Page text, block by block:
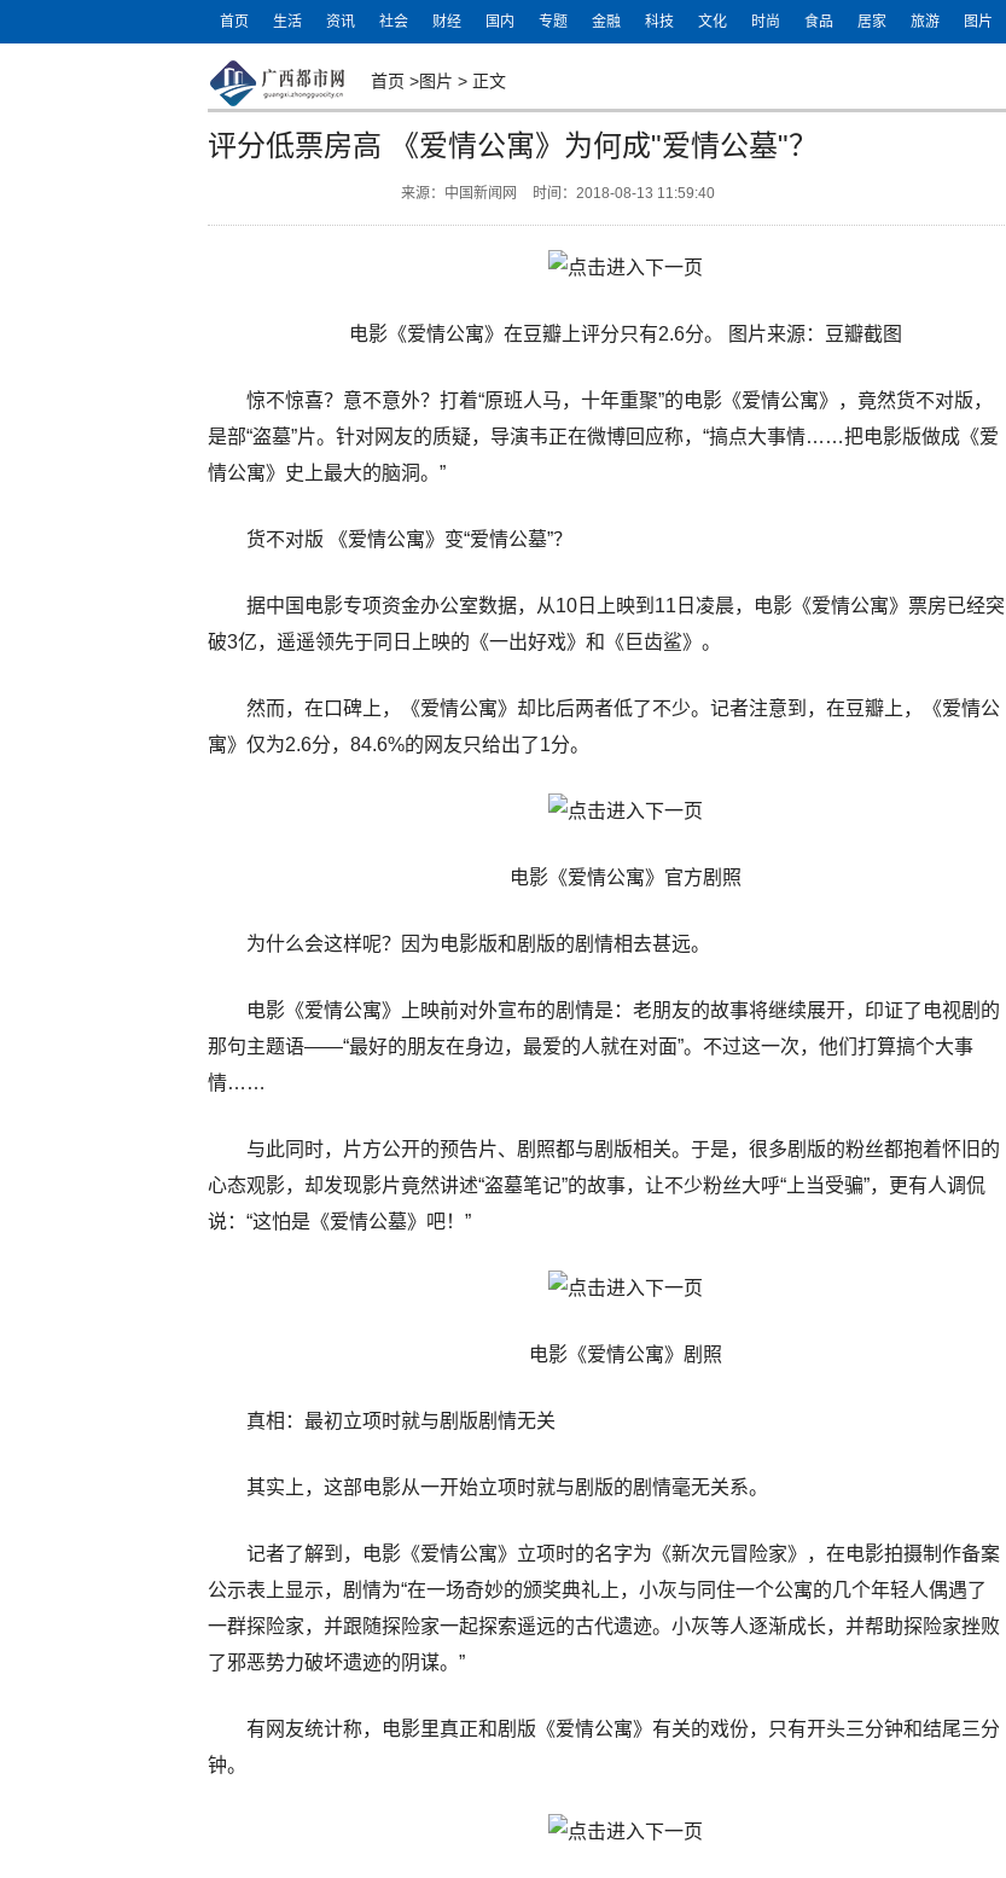
首页 生活 资讯 社会 财经 国内 专题 金融 科技 文化 时尚 食品 居家 旅游 图片
首页 >图片 > 正文
评分低票房高 《爱情公寓》为何成"爱情公墓"？
来源：中国新闻网 时间：2018-08-13 11:59:40
电影《爱情公寓》在豆瓣上评分只有2.6分。 图片来源：豆瓣截图
惊不惊喜？意不意外？打着“原班人马，十年重聚”的电影《爱情公寓》，竟然货不对版，
是部“盗墓”片。针对网友的质疑，导演韦正在微博回应称，“搞点大事情……把电影版做成《爱
情公寓》史上最大的脑洞。”
货不对版 《爱情公寓》变“爱情公墓”？
据中国电影专项资金办公室数据，从10日上映到11日凌晨，电影《爱情公寓》票房已经突
破3亿，遥遥领先于同日上映的《一出好戏》和《巨齿鲨》。
然而，在口碑上，《爱情公寓》却比后两者低了不少。记者注意到，在豆瓣上，《爱情公
寓》仅为2.6分，84.6%的网友只给出了1分。
电影《爱情公寓》官方剧照
为什么会这样呢？因为电影版和剧版的剧情相去甚远。
电影《爱情公寓》上映前对外宣布的剧情是：老朋友的故事将继续展开，印证了电视剧的
那句主题语——“最好的朋友在身边，最爱的人就在对面”。不过这一次，他们打算搞个大事
情……
与此同时，片方公开的预告片、剧照都与剧版相关。于是，很多剧版的粉丝都抱着怀旧的
心态观影，却发现影片竟然讲述“盗墓笔记”的故事，让不少粉丝大呼“上当受骗”，更有人调侃
说：“这怕是《爱情公墓》吧！”
电影《爱情公寓》剧照
真相：最初立项时就与剧版剧情无关
其实上，这部电影从一开始立项时就与剧版的剧情毫无关系。
记者了解到，电影《爱情公寓》立项时的名字为《新次元冒险家》，在电影拍摄制作备案
公示表上显示，剧情为“在一场奇妙的颁奖典礼上，小灰与同住一个公寓的几个年轻人偶遇了
一群探险家，并跟随探险家一起探索遥远的古代遗迹。小灰等人逐渐成长，并帮助探险家挫败
了邪恶势力破坏遗迹的阴谋。”
有网友统计称，电影里真正和剧版《爱情公寓》有关的戏份，只有开头三分钟和结尾三分
钟。